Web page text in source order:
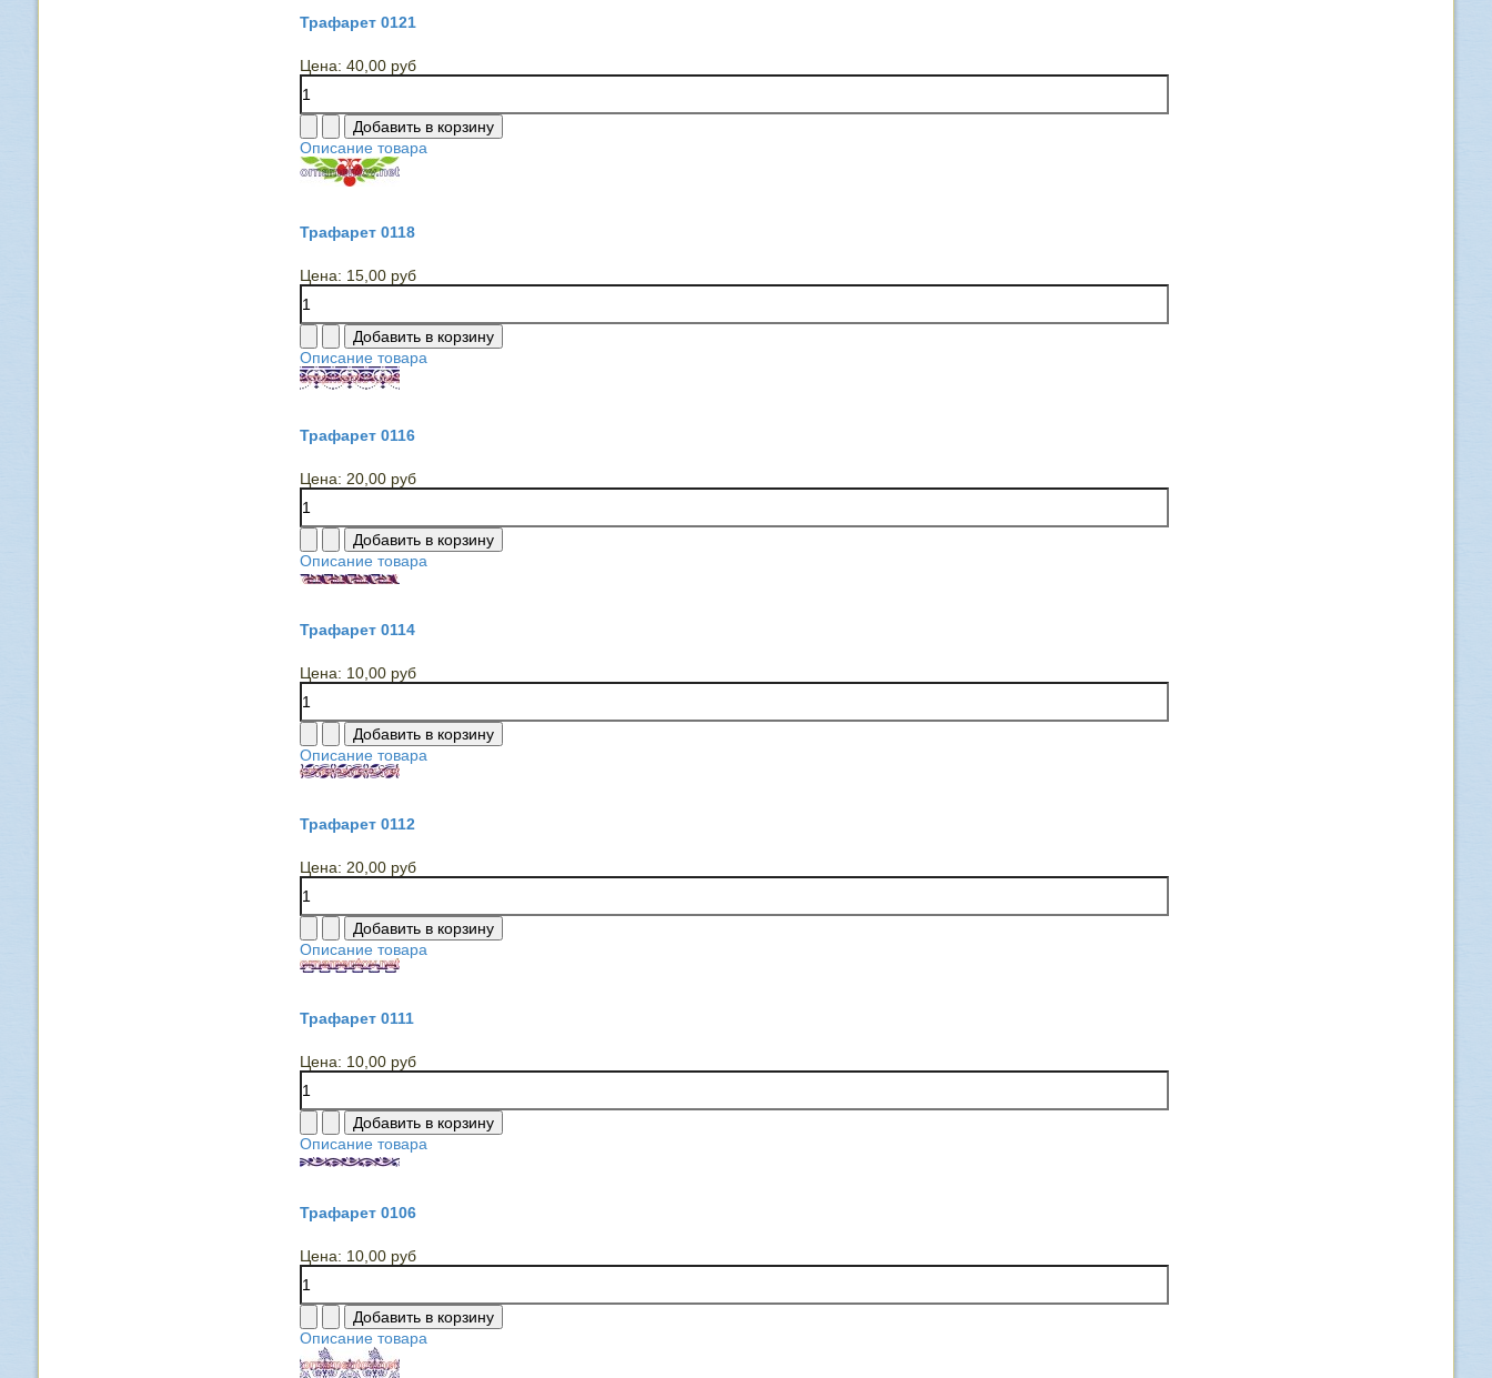
Трафарет 0121
Цена: 40,00 руб
Описание товара
Трафарет 0118
Цена: 15,00 руб
Описание товара
Трафарет 0116
Цена: 20,00 руб
Описание товара
Трафарет 0114
Цена: 10,00 руб
Описание товара
Трафарет 0112
Цена: 20,00 руб
Описание товара
Трафарет 0111
Цена: 10,00 руб
Описание товара
Трафарет 0106
Цена: 10,00 руб
Описание товара